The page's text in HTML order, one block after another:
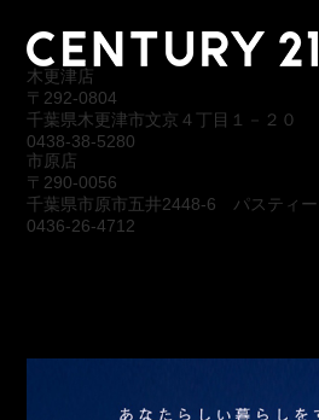
木更津店
〒292-0804
千葉県木更津市文京４丁目１－２０
0438-38-5280
市原店
〒290-0056
千葉県市原市五井2448-6 パスティ
0436-26-4712